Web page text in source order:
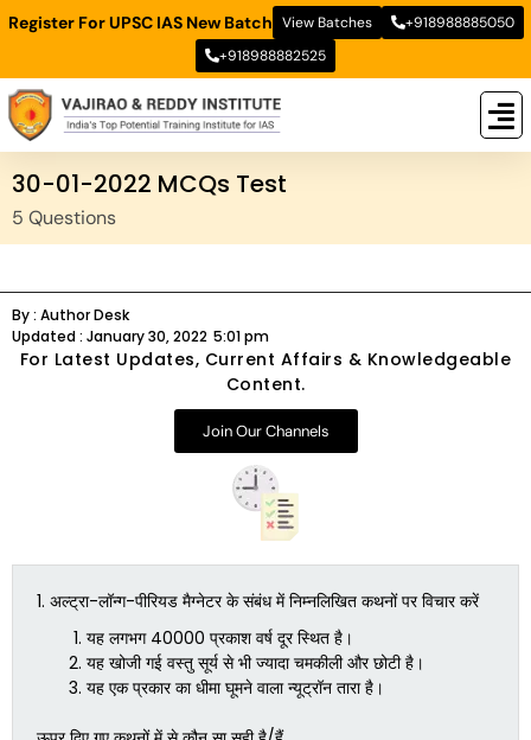
Register For UPSC IAS New Batch View Batches
+918988885050
+918988882525
30-01-2022 MCQs Test
5 Questions
By : Author Desk
Updated : January 30, 2022 5:01 pm
For Latest Updates, Current Affairs & Knowledgeable
Content.
Join Our Channels
1. अल्ट्रा-लॉन्ग-पीरियड मैग्नेटर के संबंध में निम्नलिखित कथनों पर विचार करें
यह लगभग 40000 प्रकाश वर्ष दूर स्थित है।
यह खोजी गई वस्तु सूर्य से भी ज्यादा चमकीली और छोटी है।
यह एक प्रकार का धीमा घूमने वाला न्यूट्रॉन तारा है।